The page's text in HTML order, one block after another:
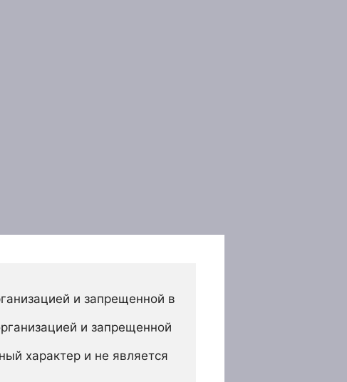
и запрещенной в
и запрещенной
характер и не является